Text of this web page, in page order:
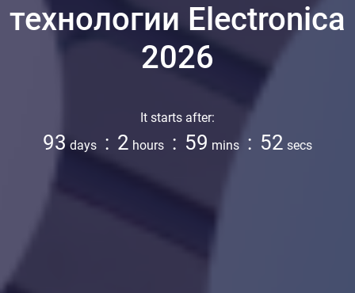
технологии Electronica
2026
It starts after:
93 days : 2 hours : 59 mins : 50 secs